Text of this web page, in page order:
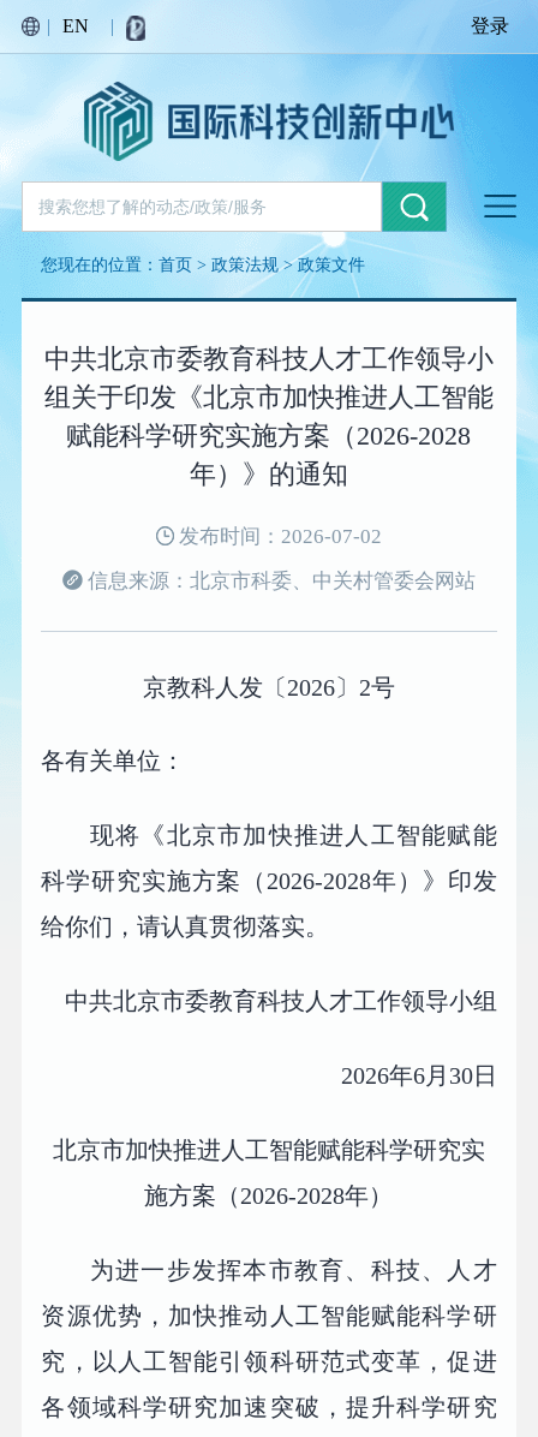
| EN | 登录
您现在的位置：首页 >政策法规>政策文件
中共北京市委教育科技人才工作领导小
组关于印发《北京市加快推进人工智能
赋能科学研究实施方案（2026-2028
年）》的通知
发布时间：2026-07-02
信息来源：北京市科委、中关村管委会网站
京教科人发〔2026〕2号
各有关单位：
现将《北京市加快推进人工智能赋能
科学研究实施方案（2026-2028年）》印发
给你们，请认真贯彻落实。
中共北京市委教育科技人才工作领导小组
2026年6月30日
北京市加快推进人工智能赋能科学研究实
施方案（2026-2028年）
为进一步发挥本市教育、科技、人才
资源优势，加快推动人工智能赋能科学研
究，以人工智能引领科研范式变革，促进
各领域科学研究加速突破，提升科学研究